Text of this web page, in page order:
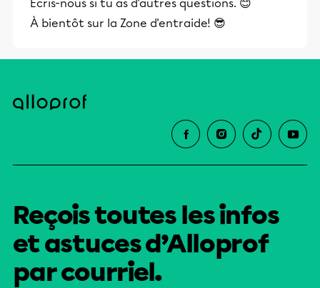
Écris-nous si tu as d'autres questions. 😊
À bientôt sur la Zone d'entraide! 😎
Reçois toutes les infos
et astuces d’Alloprof
par courriel.